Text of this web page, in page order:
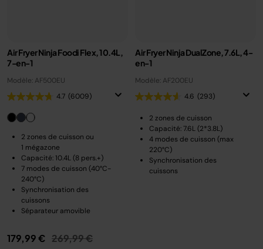
Air Fryer Ninja Foodi Flex, 10.4L,
7-en-1
Modèle: AF500EU
4.7 (6009)
2 zones de cuisson ou
1 mégazone
Capacité: 10.4L (8 pers.+)
7 modes de cuisson (40°C-
240°C)
Synchronisation des
cuissons
Séparateur amovible
179,99 € Prix réduit de
269,99 €au
Air Fryer Ninja DualZone, 7.6L, 4-
en-1
Modèle: AF200EU
4.6 (293)
2 zones de cuisson
Capacité: 7.6L (2*3.8L)
4 modes de cuisson (max
220°C)
Synchronisation des
cuissons